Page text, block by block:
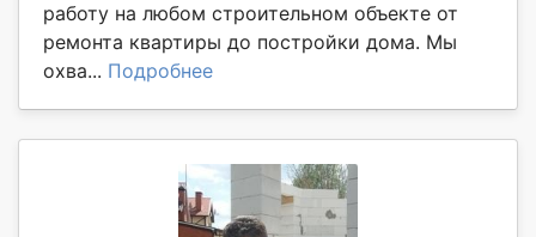
работу на любом строительном объекте от
ремонта квартиры до постройки дома. Мы
охва... Подробнее